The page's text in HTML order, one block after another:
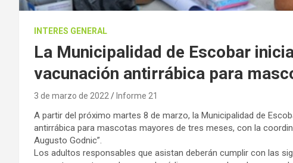
INTERES GENERAL
La Municipalidad de Escobar
vacunación antirrábica para
3 de marzo de 2022 Informe 21
A partir del próximo martes 8 de marzo, la Municipalidad de
antirrábica para mascotas mayores de tres meses, con la
Augusto Godnic”.
Los adultos responsables que asistan deberán cumplir con las